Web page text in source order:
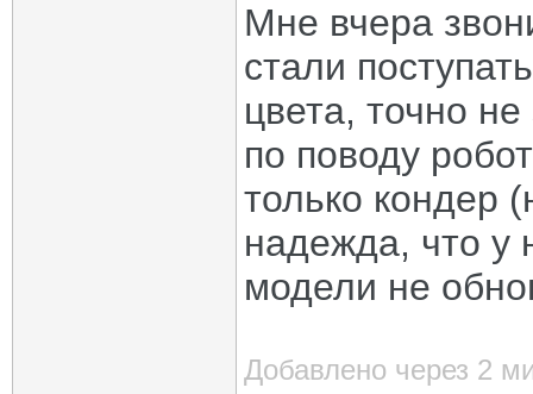
Мне вчера
стали
цвета, точно
по поводу
только кондер
надежда, что у
модели не
Добавлено через 2